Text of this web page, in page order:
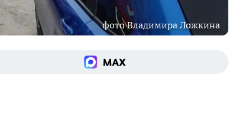
фото Владимира Ложкина